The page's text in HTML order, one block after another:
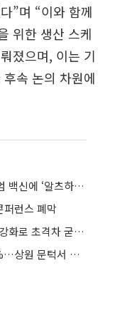
”며 “이와 함께
위한 생산 스케
졌으며, 이는 기
속 논의 차원에
공공시장 강자 유바이오로직스, 프리미엄 백신에 ‘알츠하이머’ 까지
런스 폐막
삼성바이오, CMO기반 CDO·CRO 역량 강화로 초격차 굳힌다
美 클래리티 법안 연내 통과 가능성 13%…상원 문턱서 제동